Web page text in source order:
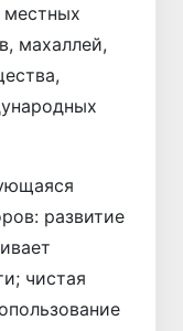
местных
махаллей,
развитие
чистая